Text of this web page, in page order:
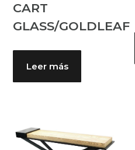
CART
GLASS/GOLDLEAF
Leer más